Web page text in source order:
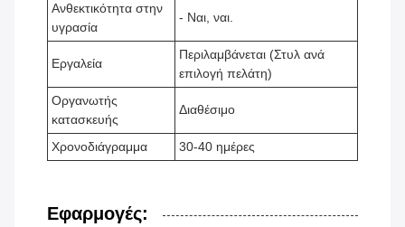
Ανθεκτικότητα στην
υγρασία
- Ναι, ναι.
Εργαλεία
Περιλαμβάνεται (Στυλ ανά
επιλογή πελάτη)
Οργανωτής
κατασκευής
Διαθέσιμο
Χρονοδιάγραμμα 30-40 ημέρες
Εφαρμογές: